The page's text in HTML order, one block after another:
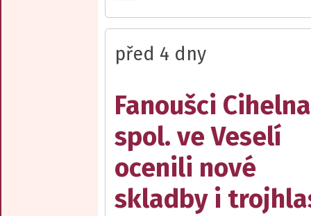
před 4 dny
Fanoušci
spol. ve Veselí
ocenili nové
skladby i